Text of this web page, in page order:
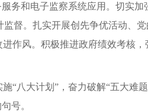
务和电子监察系统应用。切实加
督。扎实开展创先争优活动、
作风。积极推进政府绩效考核，
“八大计划”，奋力破解“五大难题
号。